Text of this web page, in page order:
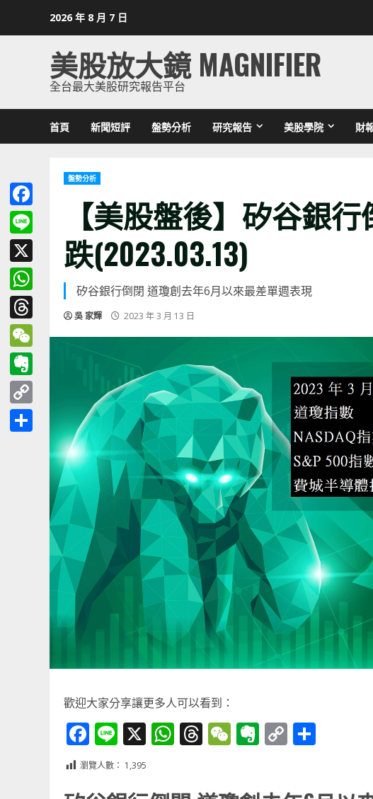
2026 年 8 月 7 日
美股放大鏡 MAGNIFIER
全台最大美股研究報告平台
首頁 新聞短評 盤勢分析 研究報告 美股學院 財
盤勢分析
【美股盤後】 矽谷銀行
跌(2023.03.13)
矽谷銀行倒閉 道瓊創去年6月以來最差單週表現
吳 家輝 2023 年 3 月 13 日
歡迎大家分享讓更多人可以看到：
Facebook
Line
X WhatsApp
Threads
WeChat
Evernote
Copy
瀏覽人數： 1,395
Facebook
Line
X
WhatsApp
Threads
WeChat
Evernote
Copy